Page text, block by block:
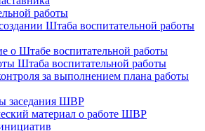
работы
Штаба воспитательной работы
о Штабе воспитательной работы
Штаба воспитательной работы
за выполнением плана работы
заседания ШВР
материал о работе ШВР